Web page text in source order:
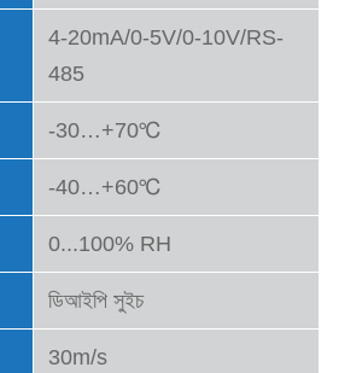
4-20mA/0-5V/0-10V/RS-
485
-30…+70℃
-40…+60℃
0...100% RH
ডিআইপি সুইচ
30m/s